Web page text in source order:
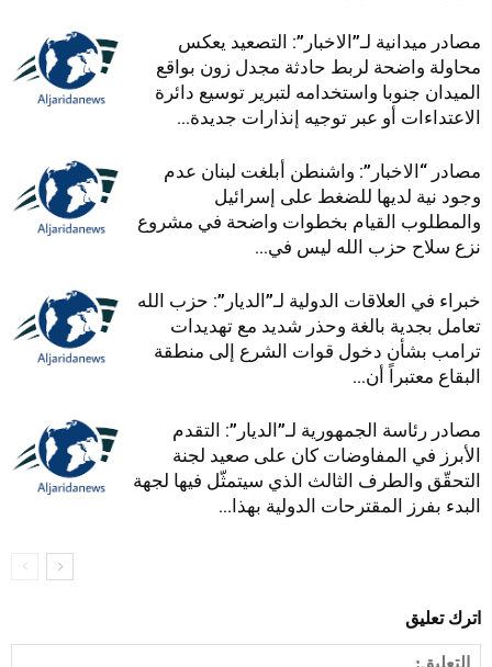
مصادر ميدانية لـ”الاخبار”: التصعيد يعكس
محاولة واضحة لربط حادثة مجدل زون بواقع
الميدان جنوبا واستخدامه لتبرير توسيع دائرة
الاعتداءات أو عبر توجيه إنذارات جديدة...
مصادر “الاخبار”: واشنطن أبلغت لبنان عدم
وجود نية لديها للضغط على إسرائيل
والمطلوب القيام بخطوات واضحة في مشروع
نزع سلاح حزب الله ليس في...
خبراء في العلاقات الدولية لـ”الديار”: حزب الله
تعامل بجدية بالغة وحذر شديد مع تهديدات
ترامب بشأن دخول قوات الشرع إلى منطقة
البقاع معتبراً أن...
مصادر رئاسة الجمهورية لـ”الديار”: التقدم
الأبرز في المفاوضات كان على صعيد لجنة
التحقّق والطرف الثالث الذي سيتمثّل فيها لجهة
البدء بفرز المقترحات الدولية بهذا...
اترك تعليق